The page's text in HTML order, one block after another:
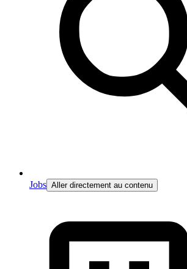
Jobs Aller directement au contenu